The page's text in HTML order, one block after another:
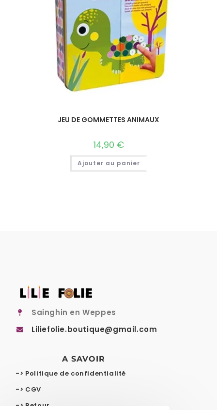
JEU DE GOMMETTES ANIMAUX
14,90 €
Ajouter au panier
Sainghin en Weppes
Liliefolie.boutique@gmail.com
A SAVOIR
-> Politique de confidentialité
-> CGV
-> Retour